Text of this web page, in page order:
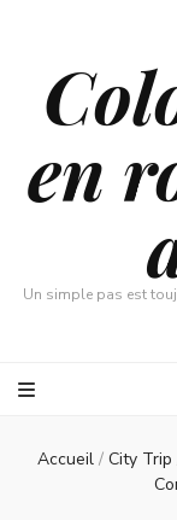
en
Un simple pas est
Accueil / City Trip